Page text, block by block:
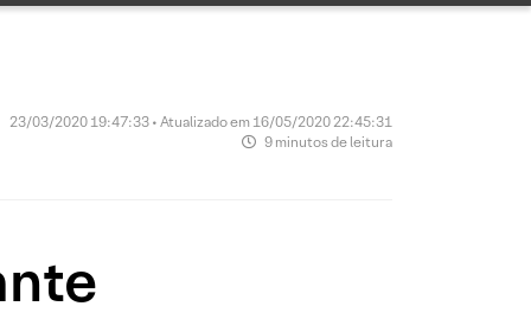
23/03/2020 19:47:33 • Atualizado em 16/05/2020 22:45:31
9 minutos de leitura